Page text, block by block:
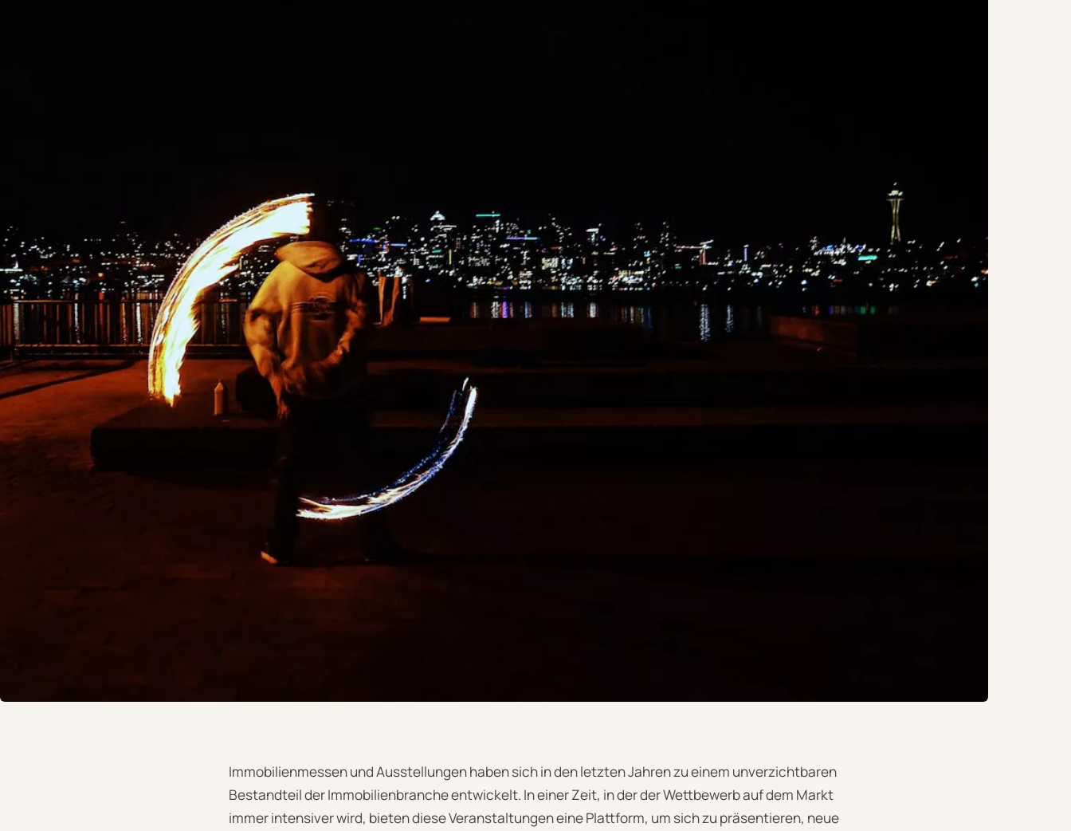
Immobilienmessen und Ausstellungen haben sich in den letzten Jahren zu einem unverzichtbaren
Bestandteil der Immobilienbranche entwickelt. In einer Zeit, in der der Wettbewerb auf dem Markt
immer intensiver wird, bieten diese Veranstaltungen eine Plattform, um sich zu präsentieren, neue